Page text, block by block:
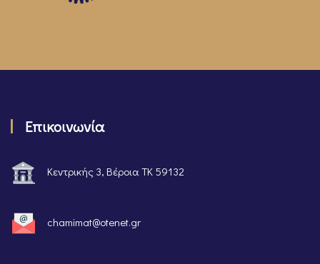
Επικοινωνία
Κεντρικής 3, Βέροια ΤΚ 59132
chamimat@otenet.gr